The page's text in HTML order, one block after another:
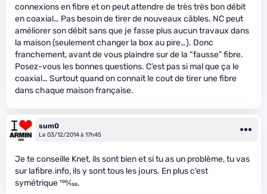
connexions en fibre et on peut attendre de très très bon débit
en coaxial… Pas besoin de tirer de nouveaux câbles. NC peut
améliorer son débit sans que je fasse plus aucun travaux dans
la maison (seulement changer la box au pire…). Donc
franchement, avant de vous plaindre sur de la “fausse” fibre.
Posez-vous les bonnes questions. C’est pas si mal que ça le
coaxial… Surtout quand on connait le cout de tirer une fibre
dans chaque maison française.
sum0
Le 03/12/2014 à 17h45
Je te conseille Knet, ils sont bien et si tu as un problème, tu vas
sur lafibre.info, ils y sont tous les jours. En plus c’est
symétrique100⁄100.